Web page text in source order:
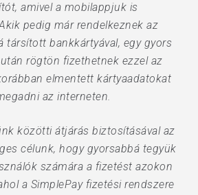
amivel a mobilappjuk is
pedig már rendelkeznek az
társított bankkártyával, egy gyors
rögtön fizethetnek ezzel az
elmentett kártyaadatokat
az interneten.
közötti átjárás biztosításával az
célunk, hogy gyorsabbá tegyük
számára a fizetést azokon
a SimplePay fizetési rendszere